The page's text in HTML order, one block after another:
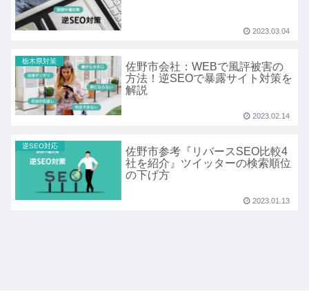
2023.03.04
栃木県対策
佐野市会社：WEBで風評被害の
方法！逆SEOで暴露サイト対策を
解説
2023.02.14
逆SEO対応
佐野市参考『リバースSEO比較4
社を紹介』ツイッターの検索順位
の下げ方
2023.01.13